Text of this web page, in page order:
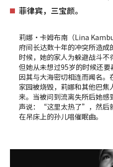
菲律宾，三宝颜。
莉娜•卡姆布南（Lina
府间长达数十年的冲突所造
时候，她的家人为躲避战斗不
但她从未想过95岁的时候还
因其与大海密切相连而闻名
家园被烧毁，莉娜和其他巴
来。当被问到流离失所后她
声说：“这里太热了”，然后
在吊床上的孙儿唱催眠曲。